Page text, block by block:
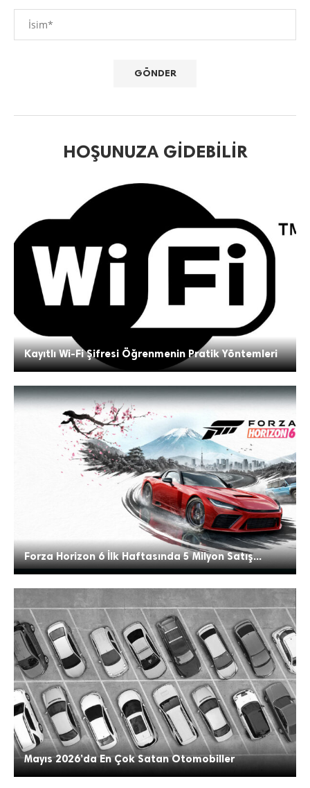
HOŞUNUZA GIDEBILIR
Kayıtlı Wi-Fi Şifresi Öğrenmenin Pratik Yöntemleri
Forza Horizon 6 İlk Haftasında 5 Milyon Satış...
Mayıs 2026’da En Çok Satan Otomobiller